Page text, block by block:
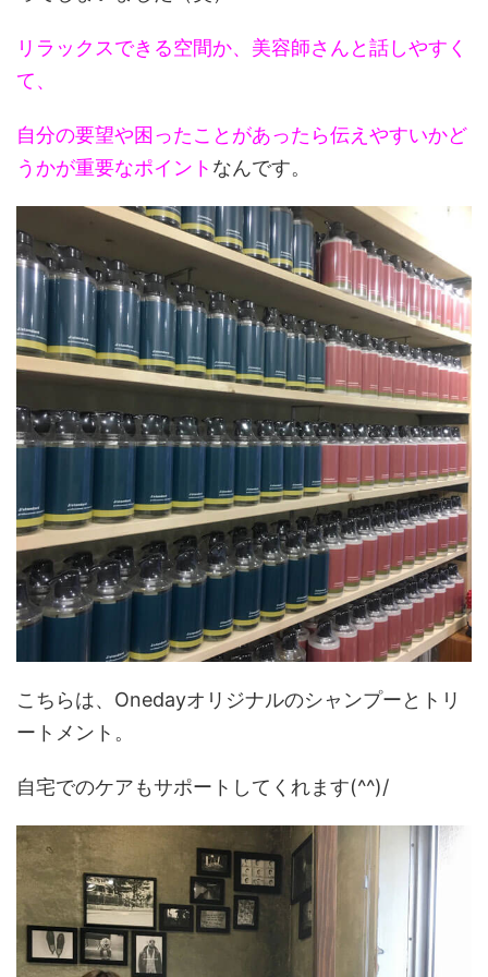
リラックスできる空間か、美容師さんと話しやすく
て、
自分の要望や困ったことがあったら伝えやすいかど
うかが重要なポイント なんです。
こちらは、Onedayオリジナルのシャンプーとトリ
ートメント。
自宅でのケアもサポートしてくれます(^^)/